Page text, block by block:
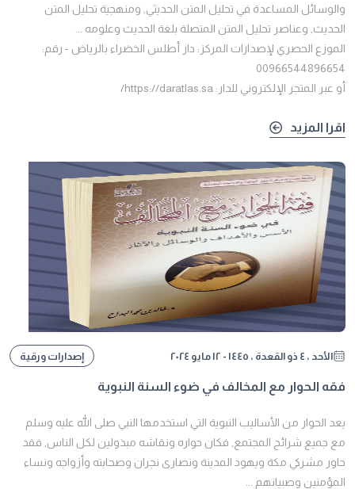
والوسائل المساعدة في تحليل المتن الحديثي, ومنهجية تحليل المتن
الحديث, وعناصر تحليل المتن المتصلة بلغة الحديث وعلومه ...
الموزع الحصري لإصدارات المركز: دار أطلس الخضراء بالرياض - رقم:
00966544896654
أو عبر المتجر الإلكتروني للدار: https://daratlas.sa/
اقرا المزيد
الأحد ، ٤ ذو القعدة ، ١٤٤٥ - ١٢ مايو ٢٠٢٤ إصدارات ورقية
فقه الحوار مع المخالف في ضوء السنة النبوية
يعد الحوار من الأساليب النبوية التي استخدمها النبي صلى الله عليه وسلم
مع جميع شرائح المجتمع, فكان حواره ونقاشه مبذولين لكل الناس, فقد
حاور مشركي مكة ويهود المدينة ونصارى نجران وصحابته وأزواجه ونساء
المؤمنين وصبيانهم ...